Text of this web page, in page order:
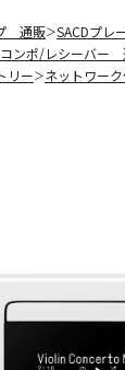
通販＞SACDプレ
コンポ/レシーバー
リー＞ネットワー